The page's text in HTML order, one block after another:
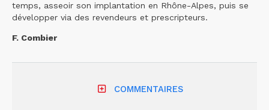
temps, asseoir son implantation en Rhône-Alpes, puis se
développer via des revendeurs et prescripteurs.
F. Combier
COMMENTAIRES